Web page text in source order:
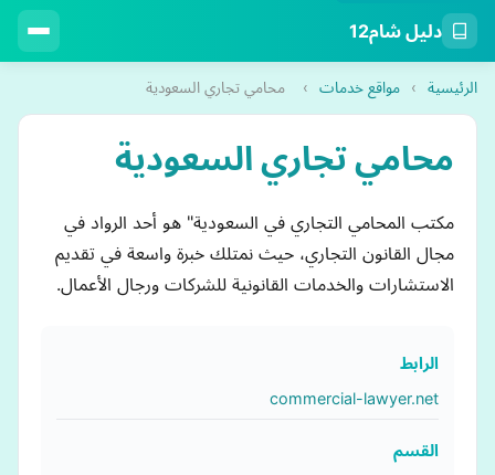
دليل شام12
الرئيسية › مواقع خدمات › محامي تجاري السعودية
محامي تجاري السعودية
مكتب المحامي التجاري في السعودية" هو أحد الرواد في
مجال القانون التجاري، حيث نمتلك خبرة واسعة في تقديم
الاستشارات والخدمات القانونية للشركات ورجال الأعمال.
الرابط
commercial-lawyer.net
القسم